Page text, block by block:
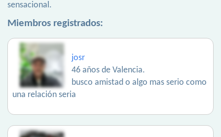
sensacional.
Miembros registrados:
josr
46 años de Valencia.
busco amistad o algo mas serio como
una relación seria